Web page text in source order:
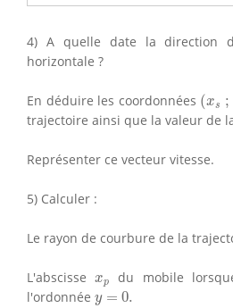
4) A quelle date la direction
horizontale ?
En déduire les coordonnées (xs ;
(xs ;
trajectoire ainsi que la valeur de
Représenter ce vecteur vitesse.
5) Calculer :
Le rayon de courbure de la
L'abscissexp
xp du mobile
l'ordonnée y = 0.
y=0.